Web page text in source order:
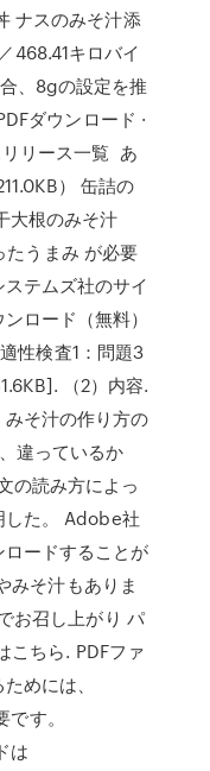
ナスのみそ汁添
468.41キロバイ
、8gの設定を推
ダウンロード ·
リース一覧 あ
） 缶詰の
大根のみそ汁
たうまみ が必要
テムズ社のサイ
ロード（無料）
性検査1：問題3
（2）内容.
そ汁の作り方の
違っているか
の読み方によっ
した。 Adobe社
ードすることが
みそ汁もありま
お召し上がり パ
こちら. PDFファ
めには、
す。
は